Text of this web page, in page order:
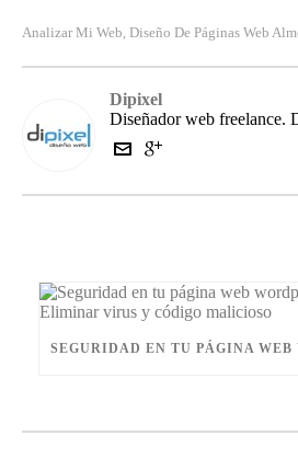
Analizar Mi Web, Diseño De Páginas Web
Dipixel
Diseñador web freelance.